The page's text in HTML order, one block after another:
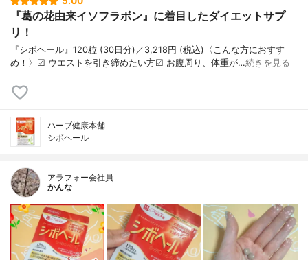
『葛の花由来イソフラボン』に着目したダイエットサプ
リ！
『シボヘール』120粒 (30日分)／3,218円 (税込)〈こんな方におすす
め！〉︎︎︎︎☑︎︎︎︎︎ ウエストを引き締めたい方︎︎︎︎☑︎ お腹周り、体重が…続きを見る
ハーブ健康本舗
シボヘール
アラフォー会社員
かんな